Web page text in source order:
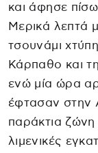
και άφησε
Μερικά λεπτά
τσουνάμι
Κάρπαθο και
ενώ μία ώρα
έφτασαν στην
παράκτια
λιμενικές